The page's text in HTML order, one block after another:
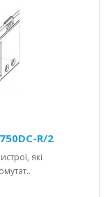
R/2
які